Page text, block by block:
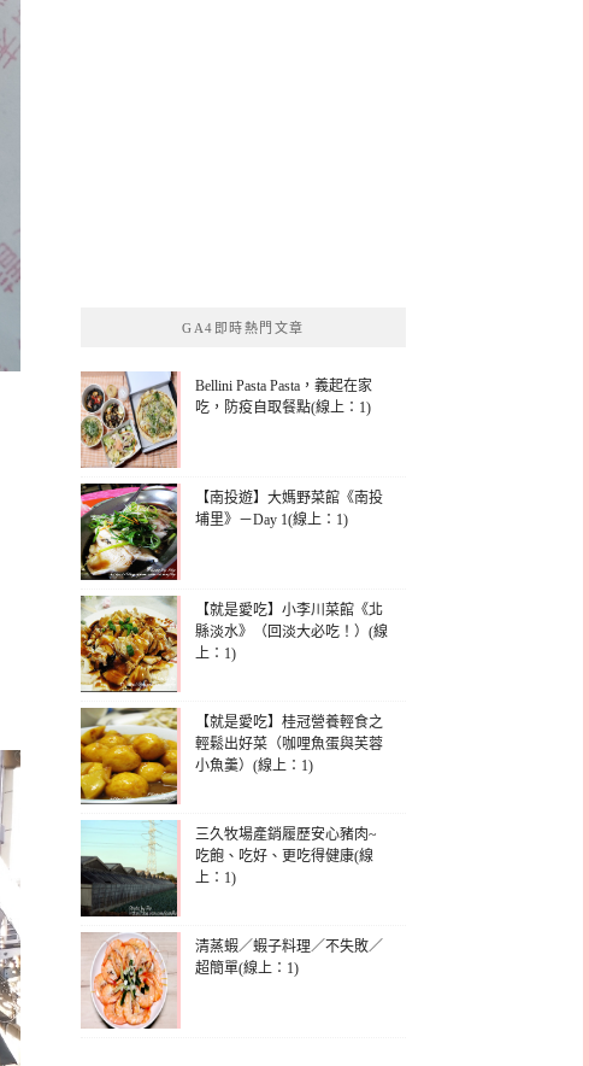
GA4即時熱門文章
Bellini Pasta Pasta，義起在家
吃，防疫自取餐點(線上：1)
【南投遊】大媽野菜館《南投
埔里》－Day 1(線上：1)
【就是愛吃】小李川菜館《北
縣淡水》（回淡大必吃！）(線
上：1)
【就是愛吃】桂冠營養輕食之
輕鬆出好菜（咖哩魚蛋與芙蓉
小魚羹）(線上：1)
三久牧場產銷履歷安心豬肉~
吃飽、吃好、更吃得健康(線
上：1)
清蒸蝦／蝦子料理／不失敗／
超簡單(線上：1)